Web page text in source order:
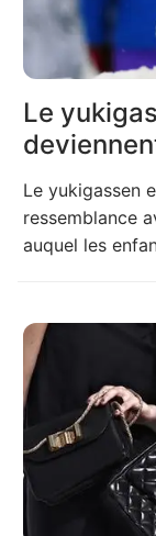
Le
Le yukigassen
ressemblance
auquel les